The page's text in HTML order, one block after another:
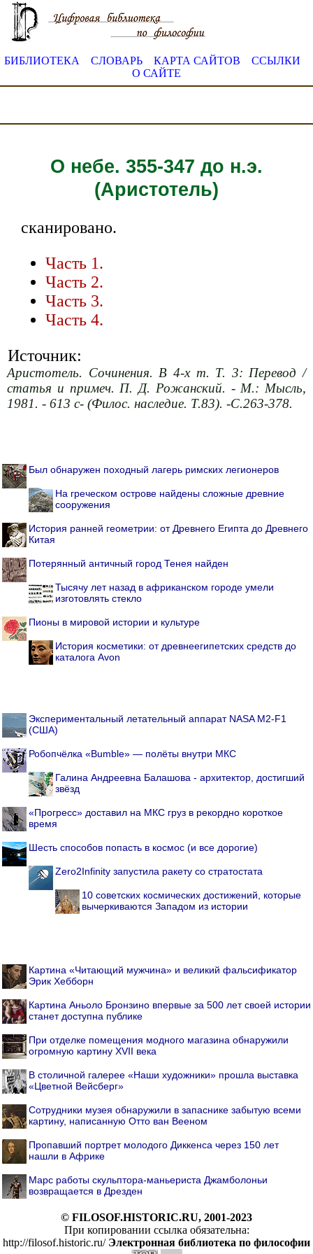
БИБЛИОТЕКА СЛОВАРЬ КАРТА САЙТОВ
ССЫЛКИ
О САЙТЕ
О небе. 355-347 до н.э.
(Аристотель)
сканировано.
Часть 1.
Часть 2.
Часть 3.
Часть 4.
Источник:
Аристотель. Сочинения. В 4-х т. Т. 3: Перевод /
статья и примеч. П. Д. Рожанский. - М.: Мысль,
1981. - 613 с- (Филос. наследие. Т.83). -С.263-378.
Был обнаружен походный лагерь римских легионеров
На греческом острове найдены сложные древние
сооружения
История ранней геометрии: от Древнего Египта до Древнего
Китая
Потерянный античный город Тенея найден
Тысячу лет назад в африканском городе умели
изготовлять стекло
Пионы в мировой истории и культуре
История косметики: от древнеегипетских средств до
каталога Avon
Экспериментальный летательный аппарат NASA M2-F1
(США)
Робопчёлка «Bumble» — полёты внутри МКС
Галина Андреевна Балашова - архитектор, достигший
звёзд
«Прогресс» доставил на МКС груз в рекордно короткое
время
Шесть способов попасть в космос (и все дорогие)
Zero2Infinity запустила ракету со стратостата
10 советских космических достижений, которые
вычеркиваются Западом из истории
Картина «Читающий мужчина» и великий фальсификатор
Эрик Хебборн
Картина Аньоло Бронзино впервые за 500 лет своей истории
станет доступна публике
При отделке помещения модного магазина обнаружили
огромную картину XVII века
В столичной галерее «Наши художники» прошла выставка
«Цветной Вейсберг»
Cотрудники музея обнаружили в запаснике забытую всеми
картину, написанную Отто ван Вееном
Пропавший портрет молодого Диккенса через 150 лет
нашли в Африке
Марс работы скульптора-маньериста Джамболоньи
возвращается в Дрезден
© FILOSOF.HISTORIC.RU, 2001-2023
При копировании ссылка обязательна:
http://filosof.historic.ru/ Электронная библиотека по философии